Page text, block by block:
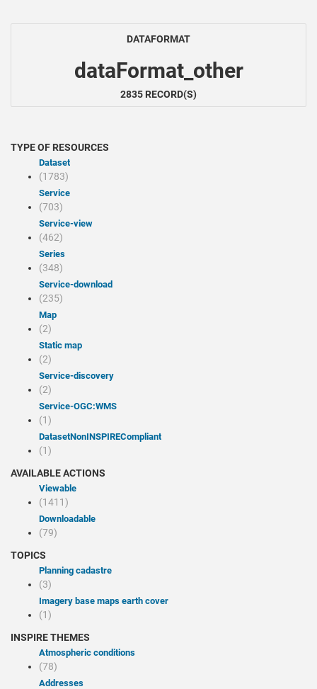
DATAFORMAT
dataFormat_other
2835 RECORD(S)
TYPE OF RESOURCES
Dataset
(1783)
Service
(703)
service-view
(462)
Series
(348)
service-download
(235)
Map
(2)
Static map
(2)
service-discovery
(2)
service-OGC:WMS
(1)
datasetNonINSPIRECompliant
(1)
AVAILABLE ACTIONS
Viewable
(1411)
Downloadable
(79)
TOPICS
Planning cadastre
(3)
Imagery base maps earth cover
(1)
INSPIRE THEMES
Atmospheric conditions
(78)
Addresses